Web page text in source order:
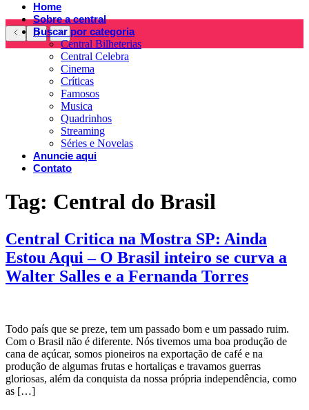
Home
Sobre a central
Buscar por categoria
Central Bilheterias
Central Celebra
Cinema
Críticas
Famosos
Musica
Quadrinhos
Streaming
Séries e Novelas
Anuncie aqui
Contato
Tag: Central do Brasil
Central Critica na Mostra SP: Ainda
Estou Aqui – O Brasil inteiro se curva a
Walter Salles e a Fernanda Torres
Todo país que se preze, tem um passado bom e um passado ruim.
Com o Brasil não é diferente. Nós tivemos uma boa produção de
cana de açúcar, somos pioneiros na exportação de café e na
produção de algumas frutas e hortaliças e travamos guerras
gloriosas, além da conquista da nossa própria independência, como
as […]